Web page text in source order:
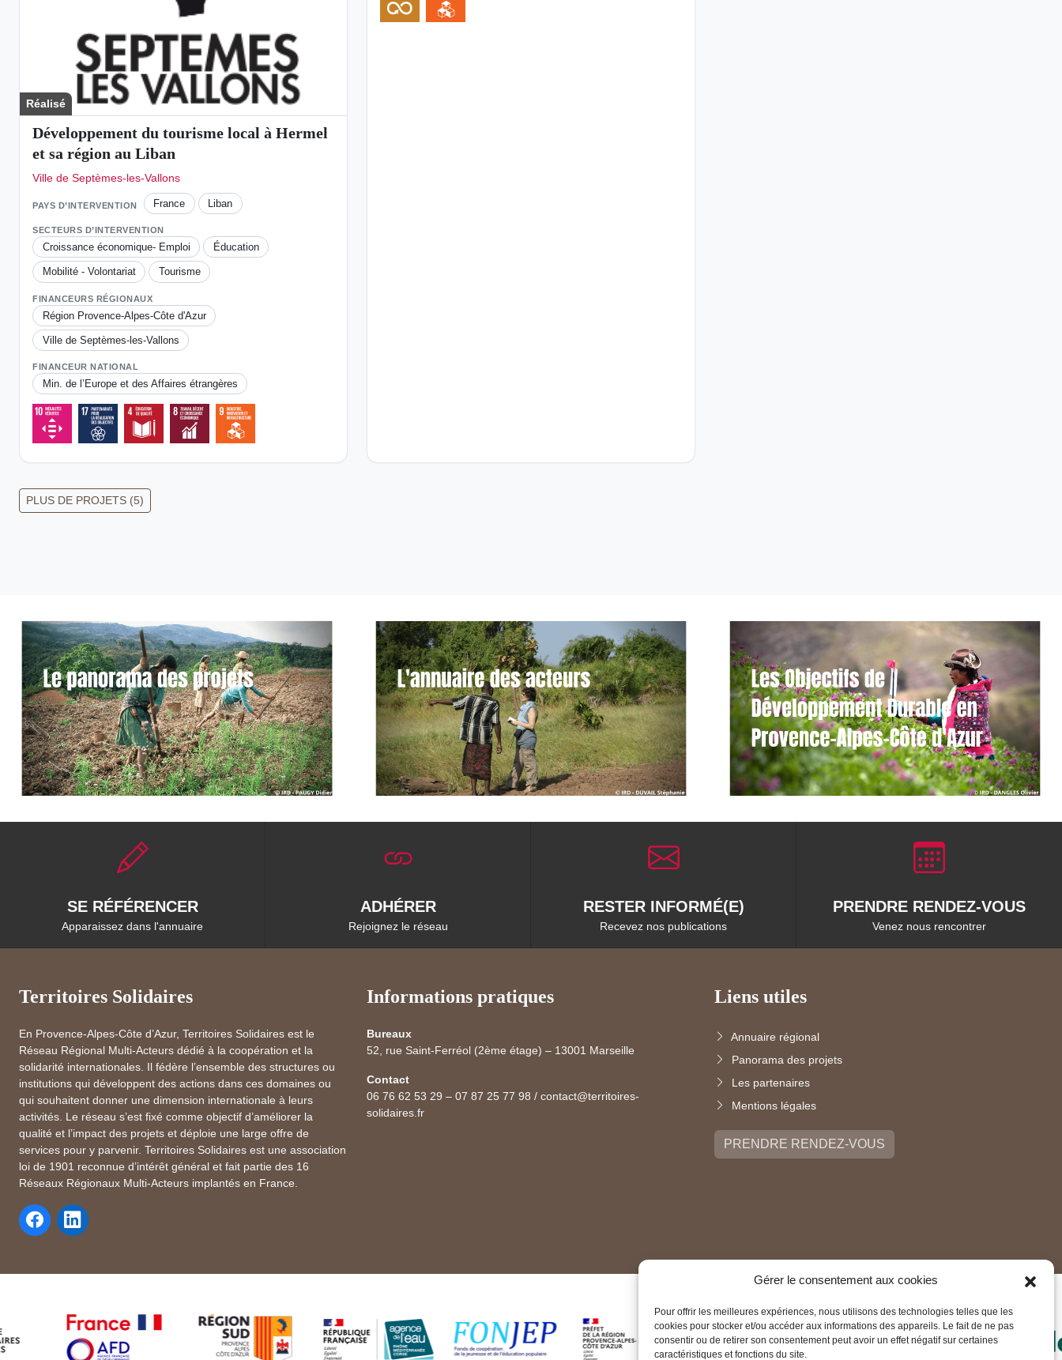
Gérer le consentement aux cookies
Pour offrir les meilleures expériences, nous utilisons des technologies telles que les
cookies pour stocker et/ou accéder aux informations des appareils. Le fait de ne pas
consentir ou de retirer son consentement peut avoir un effet négatif sur certaines
caractéristiques et fonctions du site.
Réalisé
Développement du tourisme local à Hermel
et sa région au Liban
Ville de Septèmes-les-Vallons
PAYS D’INTERVENTION France Liban
SECTEURS D’INTERVENTION
Croissance économique- Emploi Éducation
Mobilité - Volontariat Tourisme
FINANCEURS RÉGIONAUX
Région Provence-Alpes-Côte d'Azur
Ville de Septèmes-les-Vallons
FINANCEUR NATIONAL
Min. de l’Europe et des Affaires étrangères
PLUS DE PROJETS (5)
SE RÉFÉRENCER
Apparaissez dans l'annuaire
ADHÉRER
Rejoignez le réseau
RESTER INFORMÉ(E)
Recevez nos publications
PRENDRE RENDEZ-VOUS
Venez nous rencontrer
Territoires Solidaires
En Provence-Alpes-Côte d’Azur, Territoires Solidaires est le
Réseau Régional Multi-Acteurs dédié à la coopération et la
solidarité internationales. Il fédère l’ensemble des structures ou
institutions qui développent des actions dans ces domaines ou
qui souhaitent donner une dimension internationale à leurs
activités. Le réseau s’est fixé comme objectif d’améliorer la
qualité et l’impact des projets et déploie une large offre de
services pour y parvenir. Territoires Solidaires est une association
loi de 1901 reconnue d’intérêt général et fait partie des 16
Réseaux Régionaux Multi-Acteurs implantés en France.
Informations pratiques
Bureaux
52, rue Saint-Ferréol (2ème étage) – 13001 Marseille
Contact
06 76 62 53 29 – 07 87 25 77 98 / contact@territoires-
solidaires.fr
Liens utiles
Annuaire régional
Panorama des projets
Les partenaires
Mentions légales
PRENDRE RENDEZ-VOUS